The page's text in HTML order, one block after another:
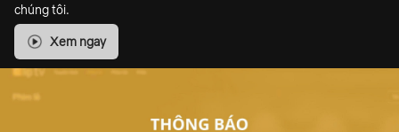
chúng tôi.
Xem ngay